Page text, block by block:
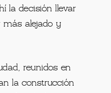
la decisión llevar
más alejado y
reunidos en
la construcción